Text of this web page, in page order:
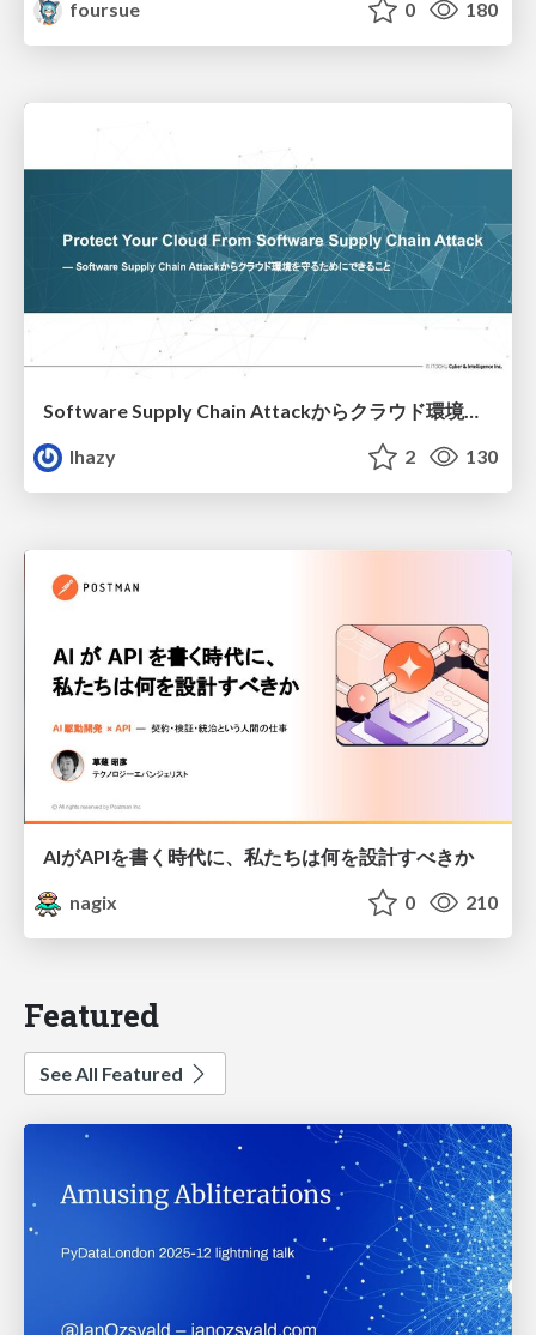
foursue 0 180
lhazy
2 130
AIがAPIを書く時代に、私たちは何を設計すべきか
nagix
0 210
Featured
See All Featured